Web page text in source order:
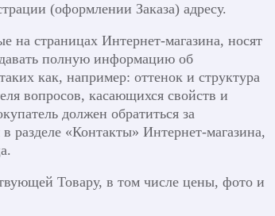
(оформлении Заказа) адресу.
на страницах Интернет-магазина, носят
полную информацию об
как, например: оттенок и структура
вопросов, касающихся свойств и
должен обратиться за
разделе «Контакты» Интернет-магазина,
Товару, в том числе цены, фото и